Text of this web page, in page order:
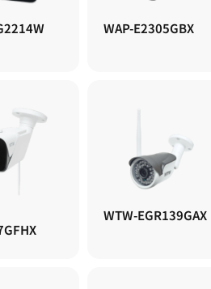
WAP-E2305GBX
WTW-EGR139GAX